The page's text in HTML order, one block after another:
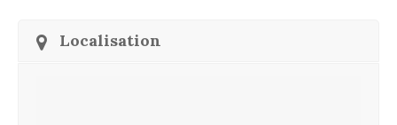
Localisation